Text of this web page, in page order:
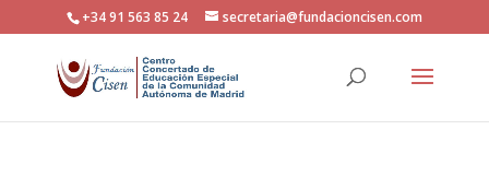
+34 91 563 85 24 secretaria@fundacioncisen.com